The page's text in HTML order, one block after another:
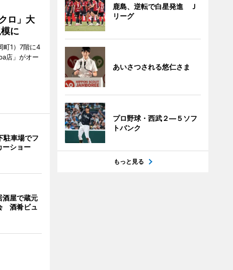
ロ」大
に
町1）7階に4
店」がオー
駐車場でフ
ーショー
酒屋で蔵元
酒肴ビュ
鹿島、逆転で白星発進 Ｊ
リーグ
あいさつされる悠仁さま
プロ野球・西武２―５ソフ
トバンク
もっと見る